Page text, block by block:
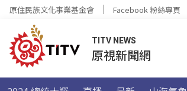
原住民族文化事業基金會 Facebook 粉絲專頁
TITV NEWS
原視新聞網